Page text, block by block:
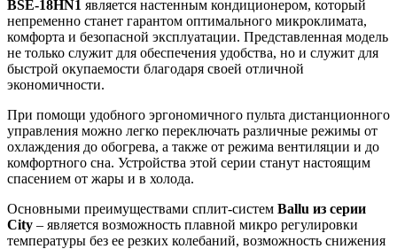
BSE-18HN1 является настенным кондиционером, который
непременно станет гарантом оптимального микроклимата,
комфорта и безопасной эксплуатации. Представленная модель
не только служит для обеспечения удобства, но и служит для
быстрой окупаемости благодаря своей отличной
экономичности.
При помощи удобного эргономичного пульта дистанционного
управления можно легко переключать различные режимы от
охлаждения до обогрева, а также от режима вентиляции и до
комфортного сна. Устройства этой серии станут настоящим
спасением от жары и в холода.
Основными преимуществами сплит-систем Ballu из серии
City – является возможность плавной микро регулировки
температуры без ее резких колебаний, возможность снижения